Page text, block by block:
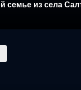
семье из села